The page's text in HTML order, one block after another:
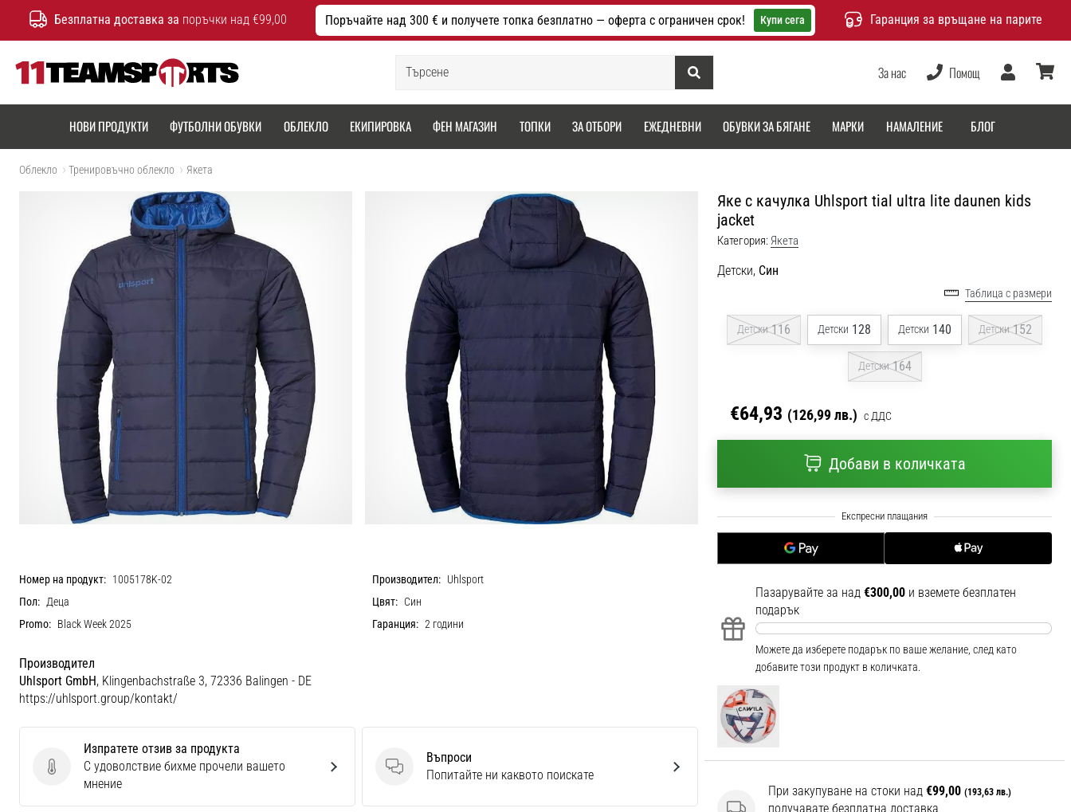
Безплатна доставка за поръчки над €99,00 Поръчайте над 300 € и получете топка безплатно — оферта с ограничен срок! Купи сега Гаранция за връщане на парите
Търсене
За нас Помощ
Потребител
НОВИ ПРОДУКТИ ФУТБОЛНИ ОБУВКИ ОБЛЕКЛО ЕКИПИРОВКА ФЕН МАГАЗИН ТОПКИ ЗА ОТБОРИ ЕЖЕДНЕВНИ ОБУВКИ ЗА БЯГАНЕ МАРКИ НАМАЛЕНИЕ БЛОГ
Облекло Тренировъчно облекло Якета
Яке с качулка Uhlsport tial ultra lite daunen kids
jacket
Категория: Якета
Детски, Син
Таблица с размери
Детски 116 Детски 128 Детски 140 Детски 152
Детски 164
€64,93 (126,99 лв.) с ДДС
Добави в количката
Пазарувайте за над €300,00 и вземете безплатен
подарък
Можете да изберете подарък по ваше желание, след като
добавите този продукт в количката.
При закупуване на стоки над €99,00 (193,63 лв.)
получавате безплатна доставка
Номер на продукт: 1005178K-02 Производител: Uhlsport
Пол: Деца Цвят: Син
Promo: Black Week 2025 Гаранция: 2 години
Производител
Uhlsport GmbH, Klingenbachstraße 3, 72336 Balingen - DE
https://uhlsport.group/kontakt/
Изпратете отзив за продукта
Изпратете отзив за продукта
С удоволствие бихме прочели вашето
мнение
Въпроси
Въпроси
Попитайте ни каквото поискате